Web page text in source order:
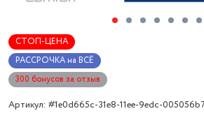
СТОП-ЦЕНА
РАССРОЧКА на ВСЁ
300 бонусов за отзыв
Артикул: #1e0d665c-31e8-11ee-9edc-